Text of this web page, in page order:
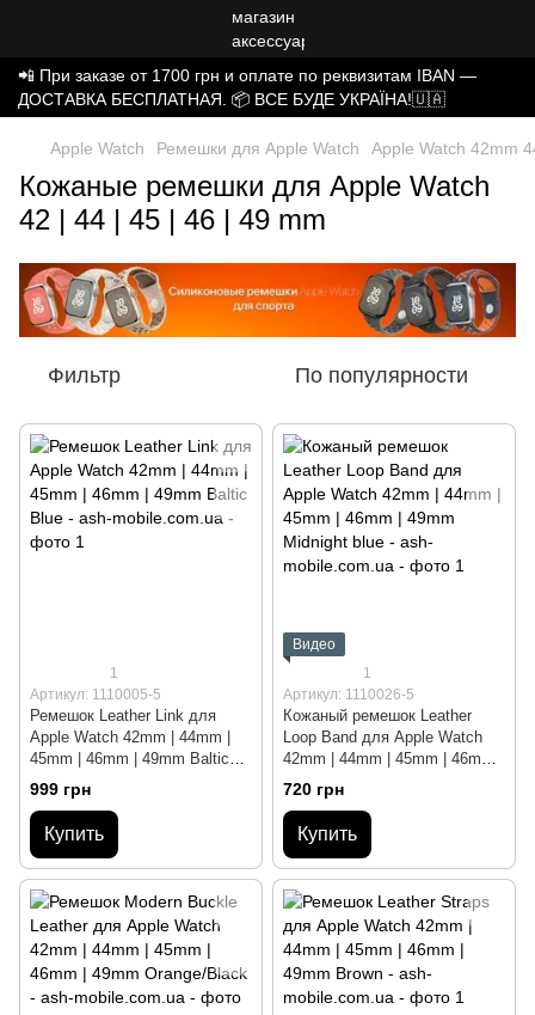
📲 При заказе от 1700 грн и оплате по реквизитам IBAN —
ДОСТАВКА БЕСПЛАТНАЯ. 📦 ВСЕ БУДЕ УКРАЇНА!🇺🇦
Apple Watch Ремешки для Apple Watch Apple Watch 42mm
Кожаные ремешки для Apple Watch
42 | 44 | 45 | 46 | 49 mm
Фильтр По популярности
1
Артикул: 1110005-5
Ремешок Leather Link для
Apple Watch 42mm | 44mm |
45mm | 46mm | 49mm Baltic
Blue
999 грн
Купить
Видео
1
Артикул: 1110026-5
Кожаный ремешок Leather
Loop Band для Apple Watch
42mm | 44mm | 45mm | 46mm |
49mm Midnight blue
720 грн
Купить